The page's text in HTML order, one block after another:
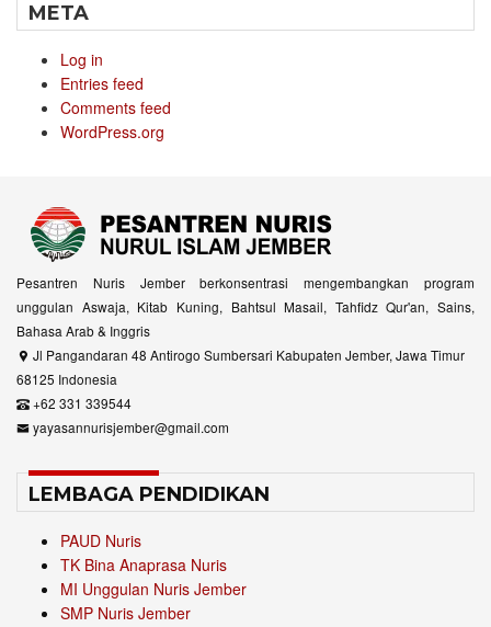
META
Log in
Entries feed
Comments feed
WordPress.org
Pesantren Nuris Jember berkonsentrasi mengembangkan program
unggulan Aswaja, Kitab Kuning, Bahtsul Masail, Tahfidz Qur'an, Sains,
Bahasa Arab & Inggris
Jl Pangandaran 48 Antirogo Sumbersari Kabupaten Jember, Jawa Timur
68125 Indonesia
+62 331 339544
yayasannurisjember@gmail.com
LEMBAGA PENDIDIKAN
PAUD Nuris
TK Bina Anaprasa Nuris
MI Unggulan Nuris Jember
SMP Nuris Jember